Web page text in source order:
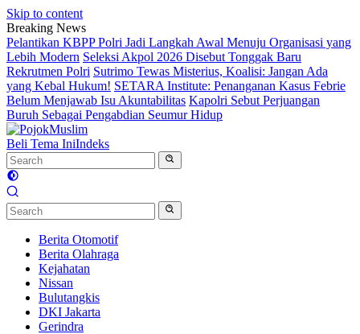
Skip to content
Breaking News
Pelantikan KBPP Polri Jadi Langkah Awal Menuju Organisasi yang
Lebih Modern Seleksi Akpol 2026 Disebut Tonggak Baru
Rekrutmen Polri Sutrimo Tewas Misterius, Koalisi: Jangan Ada
yang Kebal Hukum! SETARA Institute: Penanganan Kasus Febrie
Belum Menjawab Isu Akuntabilitas Kapolri Sebut Perjuangan
Buruh Sebagai Pengabdian Seumur Hidup
Beli Tema IniIndeks
Berita Otomotif
Berita Olahraga
Kejahatan
Nissan
Bulutangkis
DKI Jakarta
Gerindra